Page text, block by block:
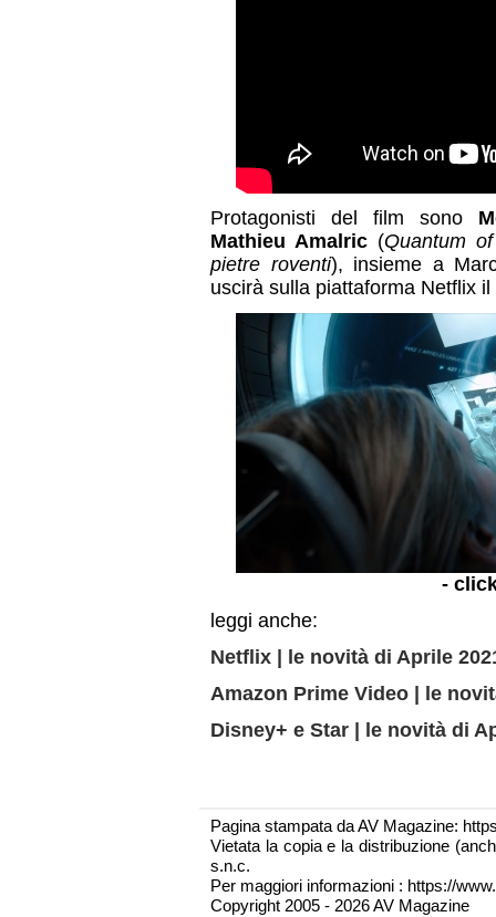
Protagonisti del film sono
Mathieu Amalric (Quantum
pietre roventi), insieme a
uscirà sulla piattaforma Netflix il
-
leggi anche:
Netflix | le novità di Aprile
Amazon Prime Video | le
Disney+ e Star | le novità di
Pagina stampata da AV Magazine:
Vietata la copia e la distribuzione
s.n.c.
Per maggiori informazioni : https://
Copyright 2005 - 2026 AV Magazine